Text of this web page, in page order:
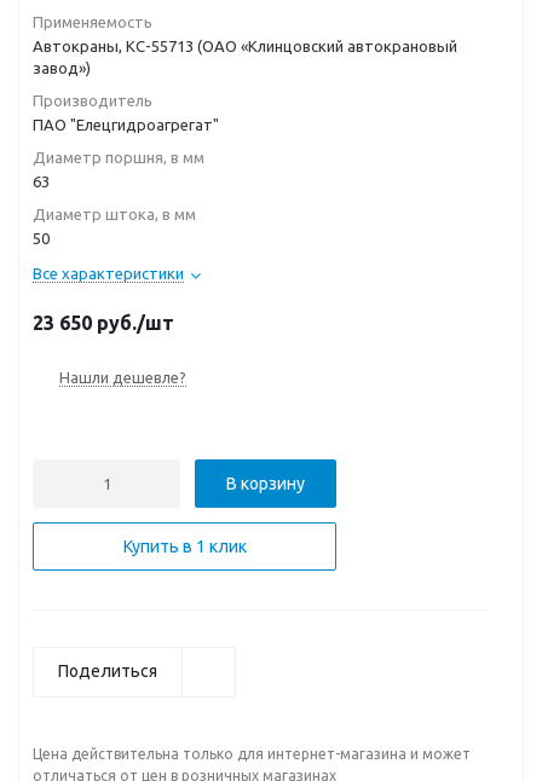
Применяемость
Автокраны, КС-55713 (ОАО «Клинцовский автокрановый
завод»)
Производитель
ПАО "Елецгидроагрегат"
Диаметр поршня, в мм
63
Диаметр штока, в мм
50
Все характеристики
23 650 руб./шт
Нашли дешевле?
В корзину
Купить в 1 клик
Поделиться
Цена действительна только для интернет-магазина и может
отличаться от цен в розничных магазинах